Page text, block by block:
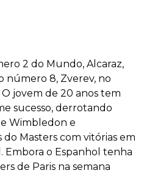
2 do Mundo, Alcaraz,
número 8, Zverev, no
jovem de 20 anos tem
sucesso, derrotando
Wimbledon e
Masters com vitórias em
Embora o Espanhol tenha
de Paris na semana